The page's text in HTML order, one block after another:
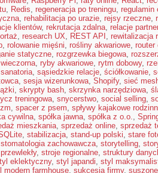
, Redis, regeneracja po treningu, regulamin
, rehabilitacja po urazie, rejsy rzeczne,
klientów, rekrutacja zdalna, relacje
, research UX, REST API , rewitalizacja
, rolowanie mięśni, rośliny akwariowe, router
statyczne, rozgrzewka biegowa,
, ryby akwariowe, rytm dobowy,
sanatoria, sąsiedzkie relacje, ściółkowanie,
, sesja wizerunkowa, Shopify, sieć
, skrypty bash, skrzynka narzędziowa,
treningowa, snycerstwo, social selling,
, spacer z psem, spływy kajakowe
cywilna, spółka jawna, spółka z o.o.,
mieszkania, sprzedaż online, sprzedaż
, stabilizacja, stand-up polski, stare
stomatologia zachowawcza, storytelling,
, stroje regionalne, struktury
eklektyczny, styl japandi, styl
modern farmhouse, sukcesja firmy,